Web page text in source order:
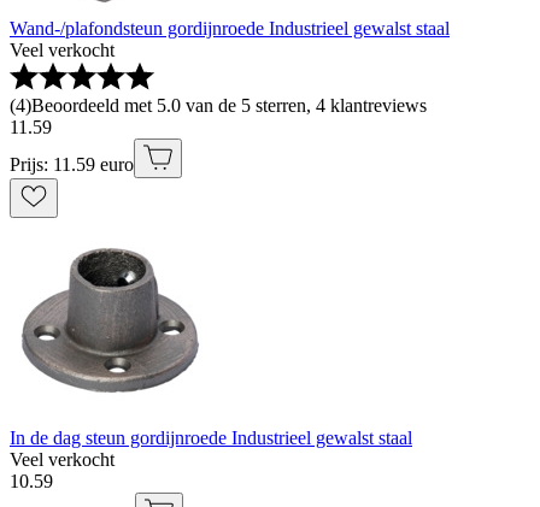
Wand-/plafondsteun gordijnroede Industrieel gewalst staal
Veel verkocht
(4)Beoordeeld met 5.0 van de 5 sterren, 4 klantreviews
11 .59
Prijs: 11.59 euro
In de dag steun gordijnroede Industrieel gewalst staal
Veel verkocht
10.59